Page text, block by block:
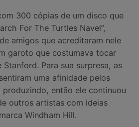
300 cópias de um disco que
For The Turtles Navel”,
amigos que acreditaram nele
garoto que costumava tocar
Para sua surpresa, as
uma afinidade pelos
produzindo, então ele continuou
outros artistas com ideias
Windham Hill.